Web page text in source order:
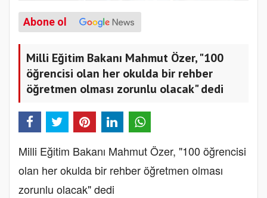
Abone ol
Milli Eğitim Bakanı Mahmut Özer, "100
öğrencisi olan her okulda bir rehber
öğretmen olması zorunlu olacak" dedi
Milli Eğitim Bakanı Mahmut Özer, "100 öğrencisi
olan her okulda bir rehber öğretmen olması
zorunlu olacak" dedi